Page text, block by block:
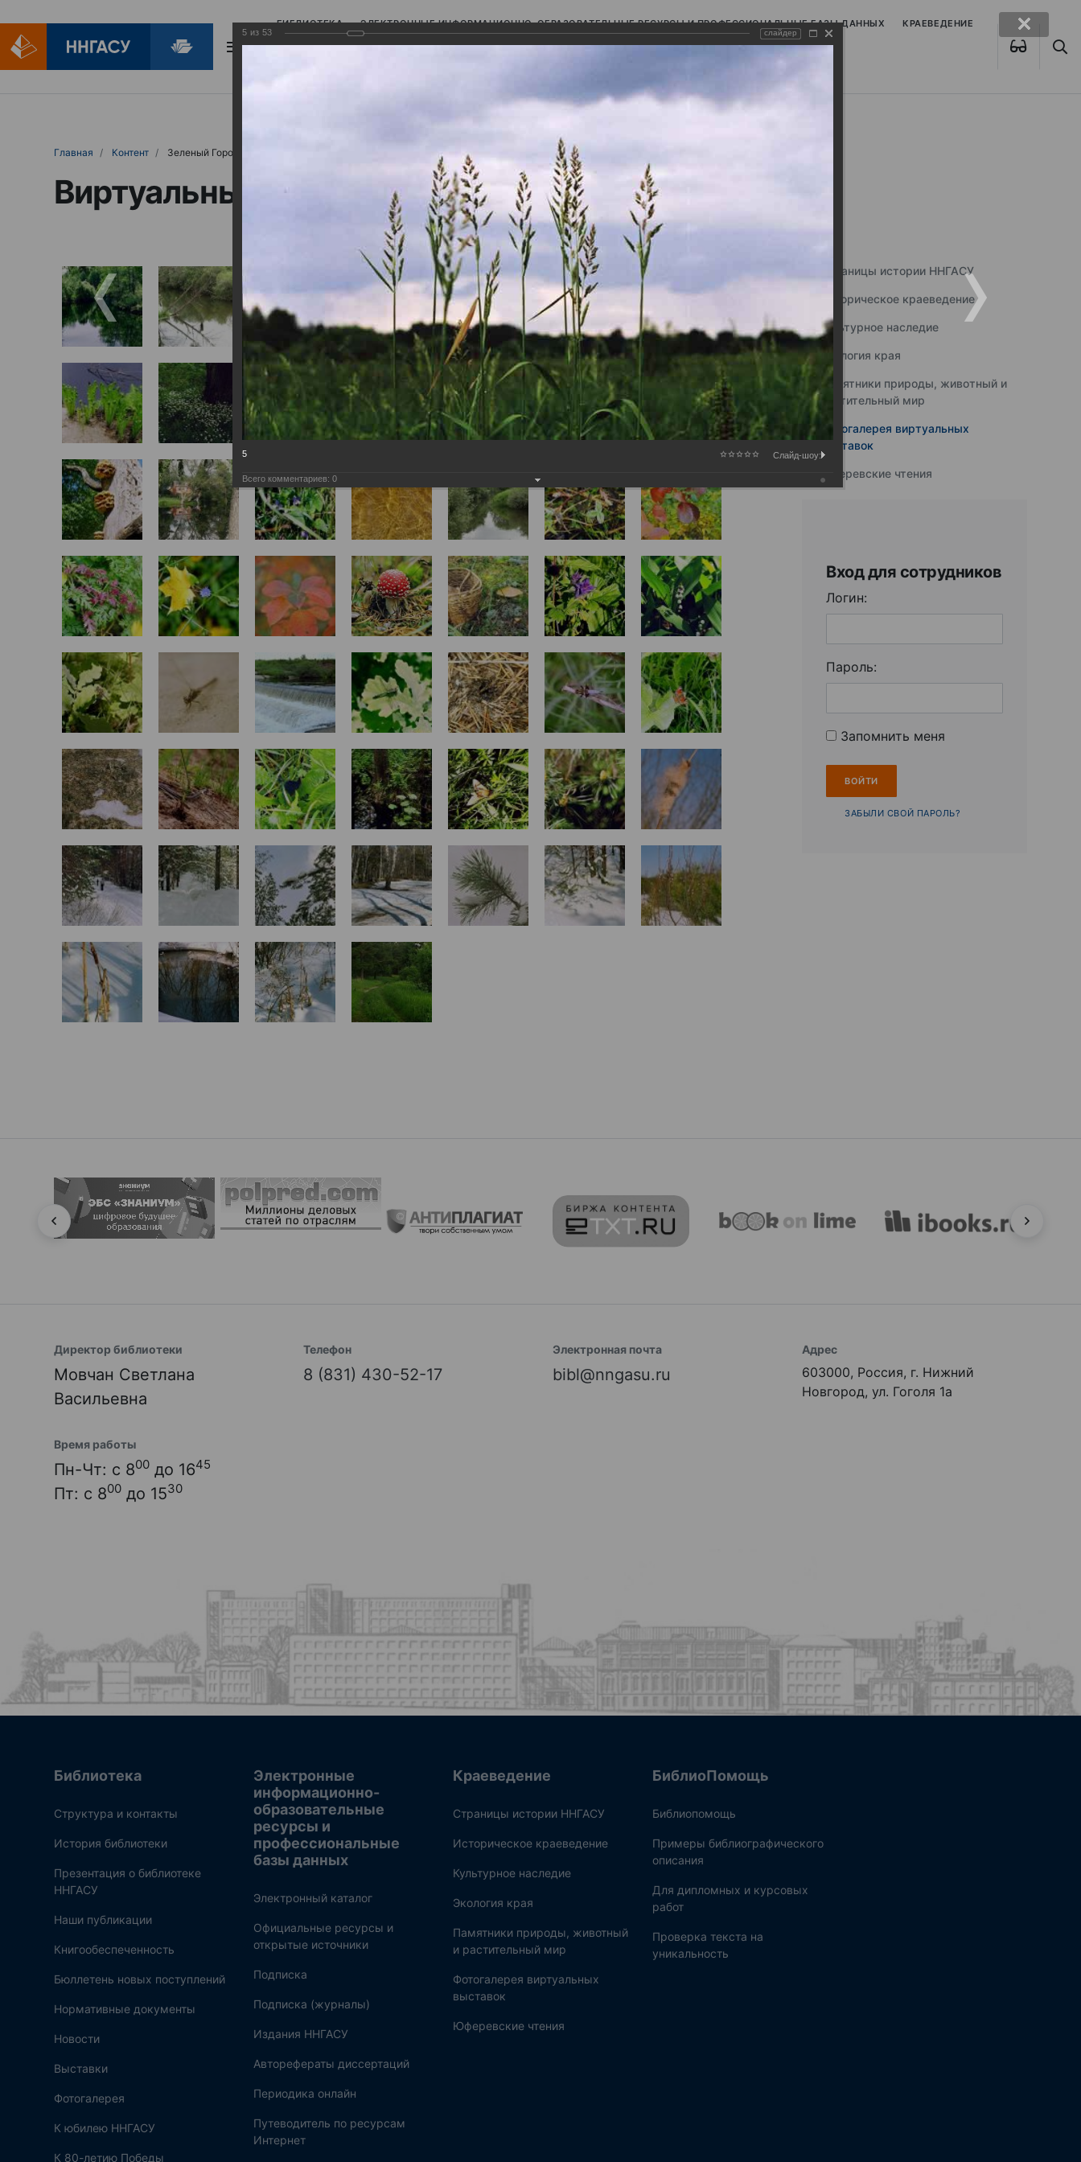
БИБЛИОТЕКА ЭЛЕКТРОННЫЕ ИНФОРМАЦИОННО-ОБРАЗОВАТЕЛЬНЫЕ РЕСУРСЫ И ПРОФЕССИОНАЛЬНЫЕ БАЗЫ ДАННЫХ КРАЕВЕДЕНИЕ
Главная Контент Зеленый Город
Виртуальные выставки (фотоальбомы)
Страницы истории ННГАСУ
Историческое краеведение
Культурное наследие
Экология края
Памятники природы, животный и
растительный мир
Фотогалерея виртуальных
выставок
Юферевские чтения
Вход для сотрудников
Логин:
Пароль:
Запомнить меня
ЗАБЫЛИ СВОЙ ПАРОЛЬ?
Директор библиотеки
Мовчан Светлана
Васильевна
Телефон
8 (831) 430-52-17
Электронная почта
bibl@nngasu.ru
Адрес
603000, Россия, г. Нижний
Новгород, ул. Гоголя 1а
Время работы
Пн-Чт: с 800 до 1645
Пт: с 800 до 1530
Библиотека
Структура и контакты
История библиотеки
Презентация о библиотеке
ННГАСУ
Наши публикации
Книгообеспеченность
Бюллетень новых поступлений
Нормативные документы
Новости
Выставки
Фотогалерея
К юбилею ННГАСУ
К 80-летию Победы
Электронные
информационно-
образовательные
ресурсы и
профессиональные
базы данных
Электронный каталог
Официальные ресурсы и
открытые источники
Подписка
Подписка (журналы)
Издания ННГАСУ
Авторефераты диссертаций
Периодика онлайн
Путеводитель по ресурсам
Интернет
Краеведение
Страницы истории ННГАСУ
Историческое краеведение
Культурное наследие
Экология края
Памятники природы, животный
и растительный мир
Фотогалерея виртуальных
выставок
Юферевские чтения
БиблиоПомощь
Библиопомощь
Примеры библиографического
описания
Для дипломных и курсовых
работ
Проверка текста на
уникальность
5 из 53 слайдер
5 Слайд-шоу:
Всего комментариев: 0